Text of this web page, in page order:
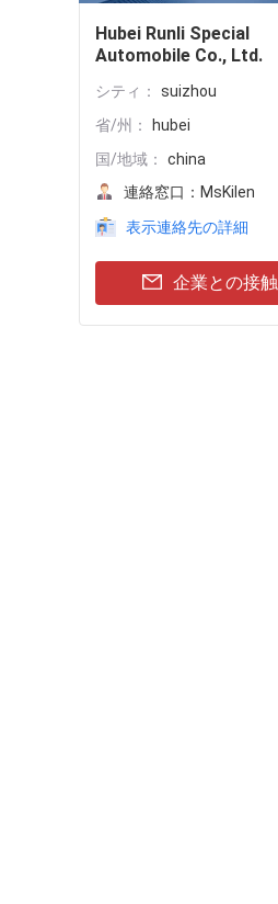
Hubei Runli Special
Automobile Co., Ltd.
シティ：
suizhou
省/州：
hubei
国/地域：
china
連絡窓口： MsKilen
表示連絡先の詳細
企業との接触